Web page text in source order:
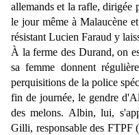
allemands et la rafle, dirigée
le jour même à Malaucène
résistant Lucien Faraud y
À la ferme des Durand, on
sa femme donnent
perquisitions de la police
fin de journée, le gendre
des melons. Albin, lui,
Gilli, responsable des FTPF